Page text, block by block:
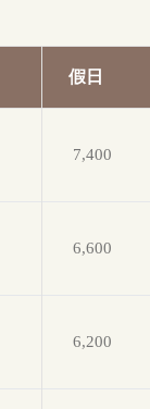
假日
7,400
6,600
6,200